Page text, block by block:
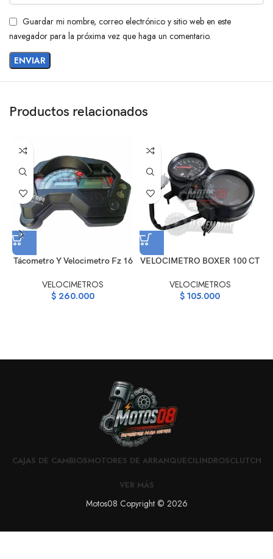
Guardar mi nombre, correo electrónico y sitio web en este
navegador para la próxima vez que haga un comentario.
Productos relacionados
Tácometro Y Velocimetro Fz 16
VELOCIMETROS
$ 260.000
VELOCIMETRO BOXER 100 CT
VELOCIMETROS
$ 105.000
CAJAS DE CAMBIOSMOTORES DE ARRANQUECILINDROSCLUTCH
VER MÁS
Motos08 Copyright © 2026